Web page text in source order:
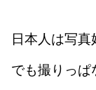
日本人は写真
でも撮りっぱ